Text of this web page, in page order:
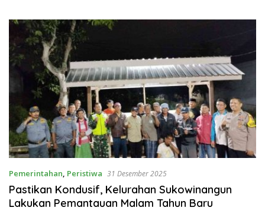
Pemerintahan, Peristiwa 31 Desember 2025
Pastikan Kondusif, Kelurahan Sukowinangun
Lakukan Pemantauan Malam Tahun Baru